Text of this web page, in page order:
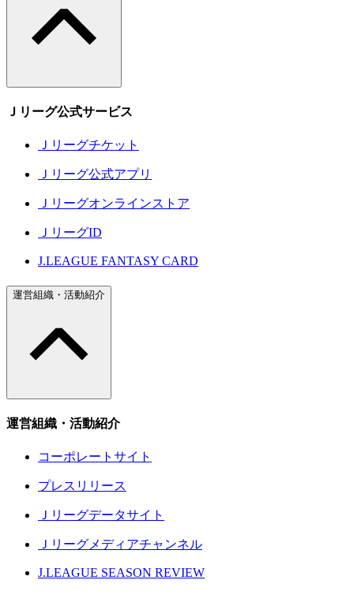
Ｊリーグ公式サービス
Ｊリーグチケット
Ｊリーグ公式アプリ
Ｊリーグオンラインストア
ＪリーグID
J.LEAGUE FANTASY CARD
運営組織・活動紹介
運営組織・活動紹介
コーポレートサイト
プレスリリース
Ｊリーグデータサイト
Ｊリーグメディアチャンネル
J.LEAGUE SEASON REVIEW